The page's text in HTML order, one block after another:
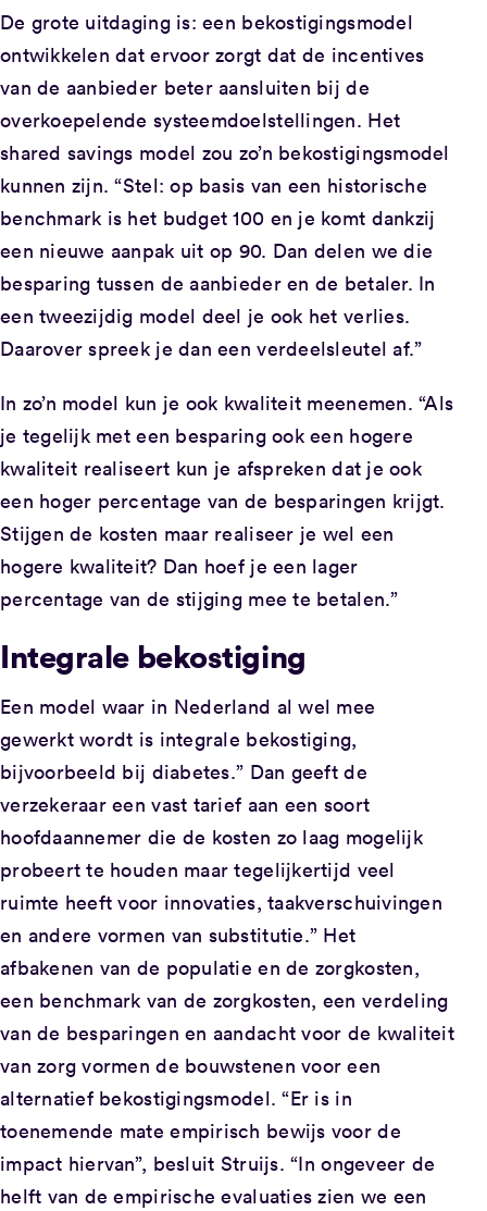
De grote uitdaging is: een bekostigingsmodel
ontwikkelen dat ervoor zorgt dat de incentives
van de aanbieder beter aansluiten bij de
overkoepelende systeemdoelstellingen. Het
shared savings model zou zo’n bekostigingsmodel
kunnen zijn. “Stel: op basis van een historische
benchmark is het budget 100 en je komt dankzij
een nieuwe aanpak uit op 90. Dan delen we die
besparing tussen de aanbieder en de betaler. In
een tweezijdig model deel je ook het verlies.
Daarover spreek je dan een verdeelsleutel af.”
In zo’n model kun je ook kwaliteit meenemen. “Als
je tegelijk met een besparing ook een hogere
kwaliteit realiseert kun je afspreken dat je ook
een hoger percentage van de besparingen krijgt.
Stijgen de kosten maar realiseer je wel een
hogere kwaliteit? Dan hoef je een lager
percentage van de stijging mee te betalen.”
Integrale bekostiging
Een model waar in Nederland al wel mee
gewerkt wordt is integrale bekostiging,
bijvoorbeeld bij diabetes.” Dan geeft de
verzekeraar een vast tarief aan een soort
hoofdaannemer die de kosten zo laag mogelijk
probeert te houden maar tegelijkertijd veel
ruimte heeft voor innovaties, taakverschuivingen
en andere vormen van substitutie.” Het
afbakenen van de populatie en de zorgkosten,
een benchmark van de zorgkosten, een verdeling
van de besparingen en aandacht voor de kwaliteit
van zorg vormen de bouwstenen voor een
alternatief bekostigingsmodel. “Er is in
toenemende mate empirisch bewijs voor de
impact hiervan”, besluit Struijs. “In ongeveer de
helft van de empirische evaluaties zien we een